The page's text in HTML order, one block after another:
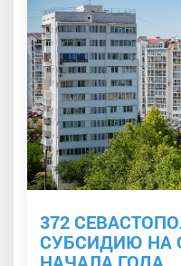
372
СУБСИДИЮ НА